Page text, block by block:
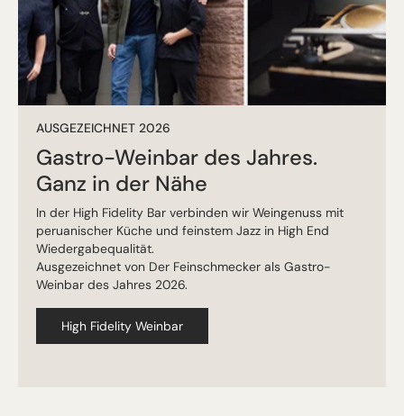
AUSGEZEICHNET 2026
Gastro-Weinbar des Jahres.
Ganz in der Nähe
In der High Fidelity Bar verbinden wir Weingenuss mit
peruanischer Küche und feinstem Jazz in High End
Wiedergabequalität.
Ausgezeichnet von Der Feinschmecker als Gastro-
Weinbar des Jahres 2026.
High Fidelity Weinbar